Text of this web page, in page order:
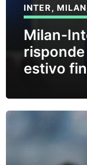
INTER, MILAN
Milan-
estivo